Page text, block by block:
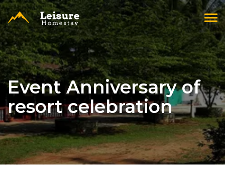
Event Anniversary of
resort celebration